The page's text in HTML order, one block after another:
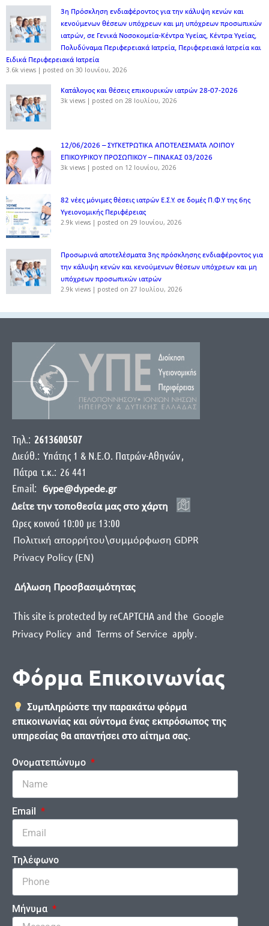
3η Πρόσκληση ενδιαφέροντος για την κάλυψη κενών και
κενούμενων θέσεων υπόχρεων και μη υπόχρεων προσωπικών
ιατρών, σε Γενικά Νοσοκομεία-Κέντρα Υγείας, Κέντρα Υγείας,
Πολυδύναμα Περιφερειακά Ιατρεία, Περιφερειακά Ιατρεία και
Ειδικά Περιφερειακά Ιατρεία
3.6k views | posted on 30 Ιουνίου, 2026
Κατάλογος και θέσεις επικουρικών ιατρών 28-07-2026
3k views | posted on 28 Ιουλίου, 2026
12/06/2026 – ΣΥΓΚΕΤΡΩΤΙΚΑ ΑΠΟΤΕΛΕΣΜΑΤΑ ΛΟΙΠΟΥ
ΕΠΙΚΟΥΡΙΚΟΥ ΠΡΟΣΩΠΙΚΟΥ – ΠΙΝΑΚΑΣ 03/2026
3k views | posted on 12 Ιουνίου, 2026
82 νέες μόνιμες θέσεις ιατρών Ε.Σ.Υ. σε δομές Π.Φ.Υ της 6ης
Υγειονομικής Περιφέρειας
2.9k views | posted on 29 Ιουνίου, 2026
Προσωρινά αποτελέσματα 3ης πρόσκλησης ενδιαφέροντος για
την κάλυψη κενών και κενούμενων θέσεων υπόχρεων και μη
υπόχρεων προσωπικών ιατρών
2.9k views | posted on 27 Ιουλίου, 2026
Τηλ.: 2613600507
Διεύθ.: Yπάτης 1 & Ν.Ε.Ο. Πατρών-Αθηνών,
Πάτρα τ.κ.: 26 441
Email:
6ype@dypede.gr
Δείτε την τοποθεσία μας στο χάρτη
Ωρες κοινού 10:00 με 13:00
Πολιτική απορρήτου\συμμόρφωση GDPR
Privacy Policy (EN)
Δήλωση Προσβασιμότητας
This site is protected by reCAPTCHA and the Google
Privacy Policy and Terms of Service apply.
Φόρμα Επικοινωνίας
Συμπληρώστε την παρακάτω φόρμα
επικοινωνίας και σύντομα ένας εκπρόσωπος της
υπηρεσίας θα απαντήσει στο αίτημα σας.
Ονοματεπώνυμο
Email
Τηλέφωνο
Μήνυμα